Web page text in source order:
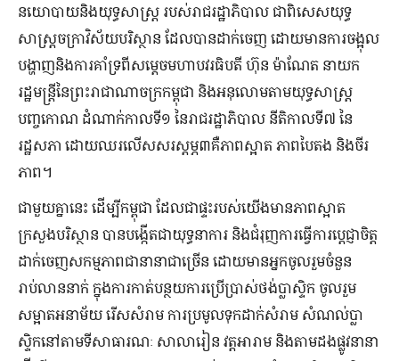
នយោបាយនិងយុទ្ធសាស្រ្ត របស់រាជរដ្ឋាភិបាល ជាពិសេសយុទ្ធ
សាស្រ្តចក្រាវិស័យបរិស្ថាន ដែលបានដាក់ចេញ ដោយមានការចង្អុល
បង្ហាញនិងការគាំទ្រពីសម្តេចមហាបវរធិបតី ហ៊ុន ម៉ាណែត នាយក
រដ្ឋមន្រ្តីនៃព្រះរាជាណាចក្រកម្ពុជា និងអនុលោមតាមយុទ្ធសាស្រ្ត
បញ្ចកោណ ដំណាក់កាលទី១ នៃរាជរដ្ឋាភិបាល នីតិកាលទី៧ នៃ
រដ្ឋសភា ដោយឈរលើសសរស្តម្ភ៣គឺភាពស្អាត ភាពបៃតង និងចីរ
ភាព។
ជាមួយគ្នានេះ ដើម្បីកម្ពុជា ដែលជាផ្ទះរបស់យើងមានភាពស្អាត
ក្រសួងបរិស្ថាន បានបង្កើតជាយុទ្ធនាការ និងជំរុញការធ្វើការប្តេជ្ញាចិត្ត
ដាក់ចេញសកម្មភាពជានានាជាច្រើន ដោយមានអ្នកចូលរួមចំនួន
រាប់លាននាក់ ក្នុងការកាត់បន្ថយការប្រើប្រាស់ថង់ប្លាស្ទិក ចូលរួម
សម្អាតអនាម័យ រើសសំរាម ការប្រមូលទុកដាក់សំរាម សំណល់ប្លា
ស្ទិកនៅតាមទីសាធារណៈ សាលារៀន វត្តអារាម និងតាមដងផ្លូវនានា